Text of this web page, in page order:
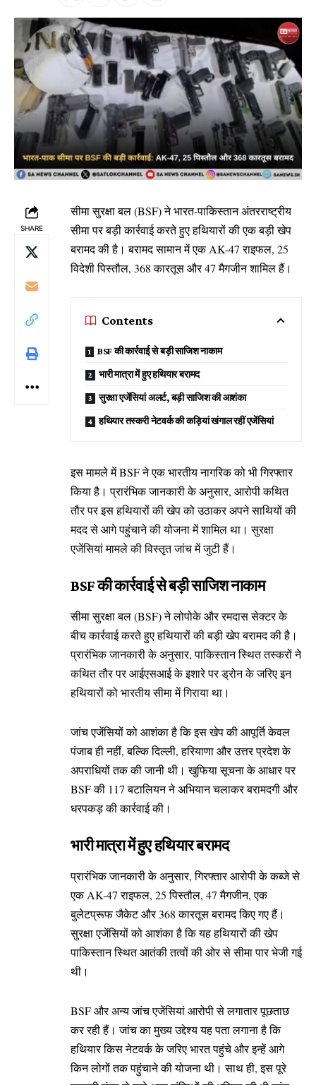
SHARE
सीमा सुरक्षा बल (BSF) ने भारत-पाकिस्तान अंतरराष्ट्रीय
सीमा पर बड़ी कार्रवाई करते हुए हथियारों की एक बड़ी खेप
बरामद की है। बरामद सामान में एक AK-47 राइफल, 25
विदेशी पिस्तौल, 368 कारतूस और 47 मैगजीन शामिल हैं।
Contents
BSF की कार्रवाई से बड़ी साजिश नाकाम
भारी मात्रा में हुए हथियार बरामद
सुरक्षा एजेंसियां अलर्ट, बड़ी साजिश की आशंका
हथियार तस्करी नेटवर्क की कड़ियां खंगाल रहीं एजेंसियां
इस मामले में BSF ने एक भारतीय नागरिक को भी गिरफ्तार
किया है। प्रारंभिक जानकारी के अनुसार, आरोपी कथित
तौर पर इस हथियारों की खेप को उठाकर अपने साथियों की
मदद से आगे पहुंचाने की योजना में शामिल था। सुरक्षा
एजेंसियां मामले की विस्तृत जांच में जुटी हैं।
BSF की कार्रवाई से बड़ी साजिश नाकाम
सीमा सुरक्षा बल (BSF) ने लोपोके और रमदास सेक्टर के
बीच कार्रवाई करते हुए हथियारों की बड़ी खेप बरामद की है।
प्रारंभिक जानकारी के अनुसार, पाकिस्तान स्थित तस्करों ने
कथित तौर पर आईएसआई के इशारे पर ड्रोन के जरिए इन
हथियारों को भारतीय सीमा में गिराया था।
जांच एजेंसियों को आशंका है कि इस खेप की आपूर्ति केवल
पंजाब ही नहीं, बल्कि दिल्ली, हरियाणा और उत्तर प्रदेश के
अपराधियों तक की जानी थी। खुफिया सूचना के आधार पर
BSF की 117 बटालियन ने अभियान चलाकर बरामदगी और
धरपकड़ की कार्रवाई की।
भारी मात्रा में हुए हथियार बरामद
प्रारंभिक जानकारी के अनुसार, गिरफ्तार आरोपी के कब्जे से
एक AK-47 राइफल, 25 पिस्तौल, 47 मैगजीन, एक
बुलेटप्रूफ जैकेट और 368 कारतूस बरामद किए गए हैं।
सुरक्षा एजेंसियों को आशंका है कि यह हथियारों की खेप
पाकिस्तान स्थित आतंकी तत्वों की ओर से सीमा पार भेजी गई
थी।
BSF और अन्य जांच एजेंसियां आरोपी से लगातार पूछताछ
कर रही हैं। जांच का मुख्य उद्देश्य यह पता लगाना है कि
हथियार किस नेटवर्क के जरिए भारत पहुंचे और इन्हें आगे
किन लोगों तक पहुंचाने की योजना थी। साथ ही, इस पूरे